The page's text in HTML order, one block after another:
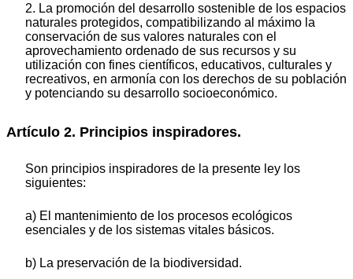
2. La promoción del desarrollo sostenible de los espacios
naturales protegidos, compatibilizando al máximo la
conservación de sus valores naturales con el
aprovechamiento ordenado de sus recursos y su
utilización con fines científicos, educativos, culturales y
recreativos, en armonía con los derechos de su población
y potenciando su desarrollo socioeconómico.
Artículo 2. Principios inspiradores.
Son principios inspiradores de la presente ley los
siguientes:
a) El mantenimiento de los procesos ecológicos
esenciales y de los sistemas vitales básicos.
b) La preservación de la biodiversidad.